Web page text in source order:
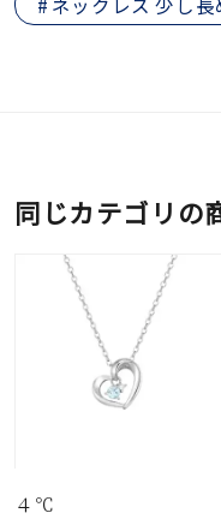
同じカテゴリの
４℃